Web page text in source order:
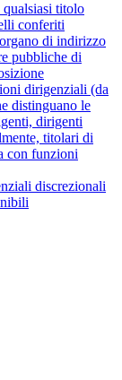
titolo
conferiti
di indirizzo
pubbliche di
dirigenziali (da
distinguano le
dirigenti
titolari di
con funzioni
discrezionali